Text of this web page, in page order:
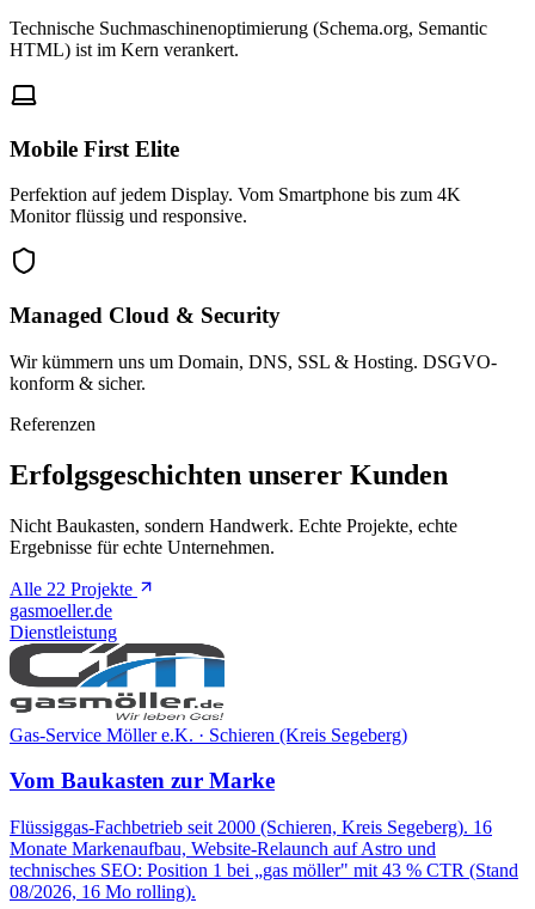
Technische Suchmaschinenoptimierung (Schema.org, Semantic
HTML) ist im Kern verankert.
Mobile First Elite
Perfektion auf jedem Display. Vom Smartphone bis zum 4K
Monitor flüssig und responsive.
Managed Cloud & Security
Wir kümmern uns um Domain, DNS, SSL & Hosting. DSGVO-
konform & sicher.
Referenzen
Erfolgsgeschichten unserer Kunden
Nicht Baukasten, sondern Handwerk. Echte Projekte, echte
Ergebnisse für echte Unternehmen.
Alle 22 Projekte
gasmoeller.de
Dienstleistung
Gas-Service Möller e.K. · Schieren (Kreis Segeberg)
Vom Baukasten zur Marke
Flüssiggas-Fachbetrieb seit 2000 (Schieren, Kreis Segeberg). 16
Monate Markenaufbau, Website-Relaunch auf Astro und
technisches SEO: Position 1 bei „gas möller" mit 43 % CTR (Stand
08/2026, 16 Mo rolling).